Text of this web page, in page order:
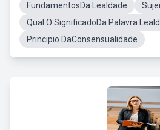
FundamentosDa Lealdade
Qual O SignificadoDa Palavra
Principio DaConsensualidade